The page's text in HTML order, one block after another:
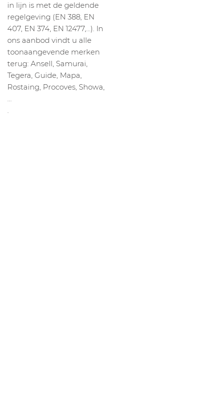
in lijn is met de geldende
regelgeving (EN 388, EN
407, EN 374, EN 12477,…). In
ons aanbod vindt u alle
toonaangevende merken
terug: Ansell, Samurai,
Tegera, Guide, Mapa,
Rostaing, Procoves, Showa,
…
.